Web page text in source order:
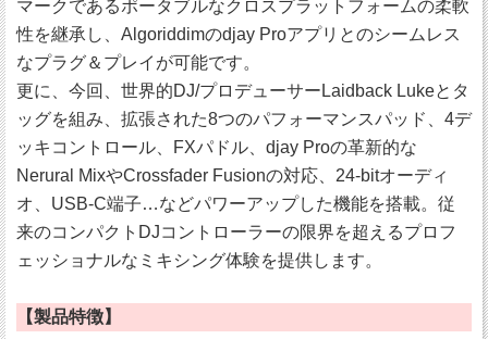
マークであるポータブルなクロスプラットフォームの柔軟
性を継承し、Algoriddimのdjay Proアプリとのシームレス
なプラグ＆プレイが可能です。
更に、今回、世界的DJ/プロデューサーLaidback Lukeとタ
ッグを組み、拡張された8つのパフォーマンスパッド、4デ
ッキコントロール、FXパドル、djay Proの革新的な
Nerural MixやCrossfader Fusionの対応、24-bitオーディ
オ、USB-C端子…などパワーアップした機能を搭載。従
来のコンパクトDJコントローラーの限界を超えるプロフ
ェッショナルなミキシング体験を提供します。
【製品特徴】